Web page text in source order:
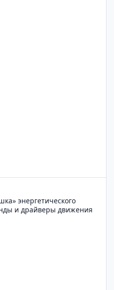
энергетического
и драйверы движения